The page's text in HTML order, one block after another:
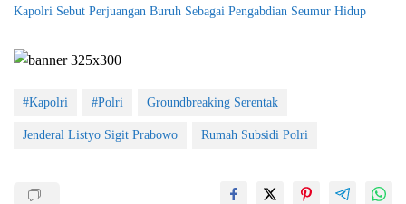
Kapolri Sebut Perjuangan Buruh Sebagai Pengabdian Seumur Hidup
#Kapolri #Polri Groundbreaking Serentak
Jenderal Listyo Sigit Prabowo Rumah Subsidi Polri